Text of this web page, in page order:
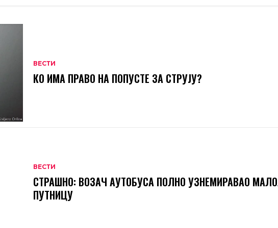
ВЕСТИ
КО ИМА ПРАВО НА ПОПУСТЕ ЗА СТРУЈУ?
ВЕСТИ
СТРАШНО: ВОЗАЧ АУТОБУСА ПОЛНО УЗНЕМИРАВАО
ПУТНИЦУ